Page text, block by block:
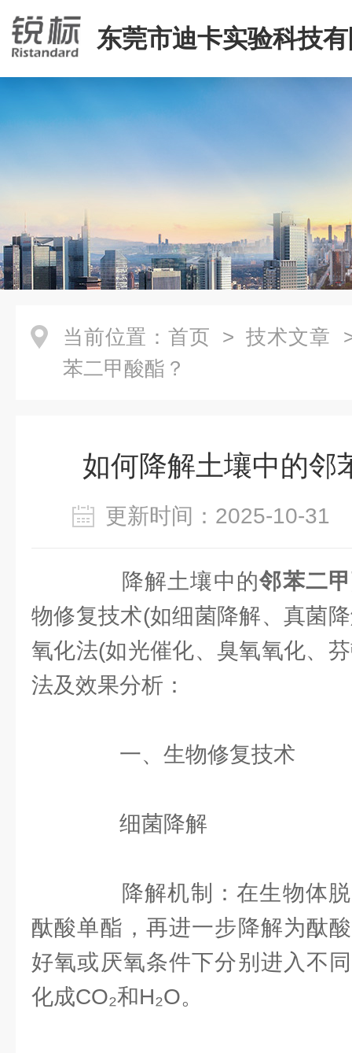
东莞市迪卡实验科技
当前位置： 首页 > 技术文章
苯二甲酸酯？
如何降解土壤中的邻
更新时间：2025-10-
降解土壤中的邻苯二
物修复技术(如细菌降解、真菌
氧化法(如光催化、臭氧氧化、
法及效果分析：
一、生物修复技术
细菌降解
降解机制：在生物体脱
酞酸单酯，再进一步降解为酞
好氧或厌氧条件下分别进入不
化成CO₂和H₂O。